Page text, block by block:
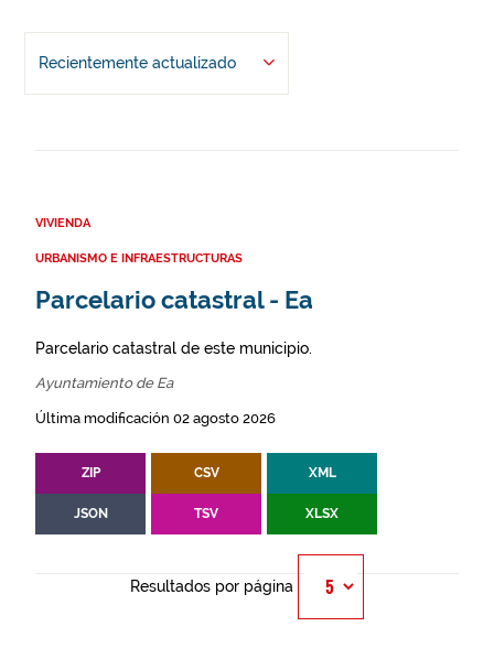
Recientemente actualizado
VIVIENDA
URBANISMO E INFRAESTRUCTURAS
Parcelario catastral - Ea
Parcelario catastral de este municipio.
Ayuntamiento de Ea
Última modificación 02 agosto 2026
ZIP CSV XML
JSON TSV XLSX
Resultados por página